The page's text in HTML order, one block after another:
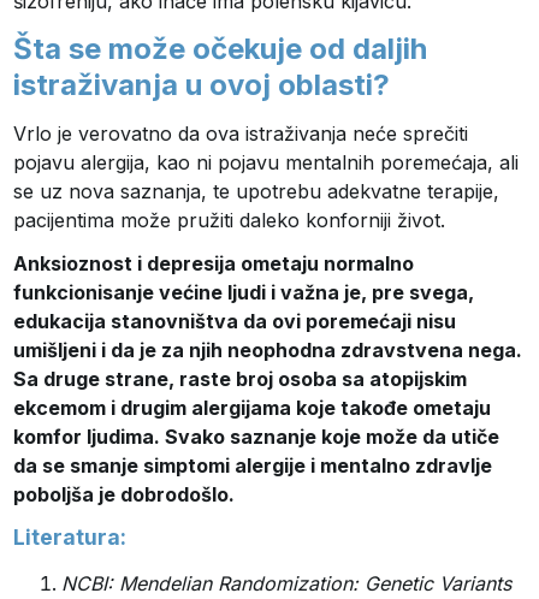
Šta se može očekuje od daljih
istraživanja u ovoj oblasti?
Vrlo je verovatno da ova istraživanja neće sprečiti
pojavu alergija, kao ni pojavu mentalnih poremećaja, ali
se uz nova saznanja, te upotrebu adekvatne terapije,
pacijentima može pružiti daleko konforniji život.
Anksioznost i depresija ometaju normalno
funkcionisanje većine ljudi i važna je, pre svega,
edukacija stanovništva da ovi poremećaji nisu
umišljeni i da je za njih neophodna zdravstvena nega.
Sa druge strane, raste broj osoba sa atopijskim
ekcemom i drugim alergijama koje takođe ometaju
komfor ljudima. Svako saznanje koje može da utiče
da se smanje simptomi alergije i mentalno zdravlje
poboljša je dobrodošlo.
Literatura:
NCBI: Mendelian Randomization: Genetic Variants